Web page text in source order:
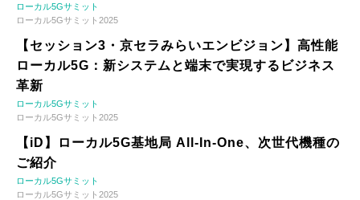
ローカル5Gサミット
ローカル5Gサミット2025
【セッション3・京セラみらいエンビジョン】高性能
ローカル5G：新システムと端末で実現するビジネス
革新
ローカル5Gサミット
ローカル5Gサミット2025
【iD】ローカル5G基地局 All-In-One、次世代機種の
ご紹介
ローカル5Gサミット
ローカル5Gサミット2025